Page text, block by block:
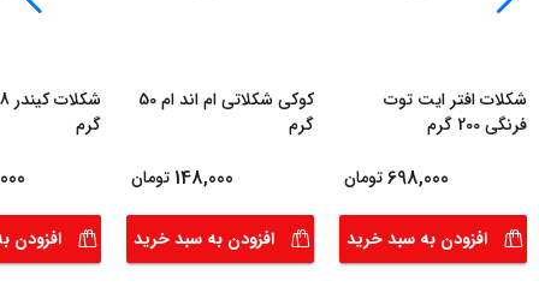
شکلات افتر ایت توت
فرنگی 200 گرم
698,000 تومان
افزودن به سبد خرید
کوکی شکلاتی ام اند ام 50
گرم
148,000 تومان
افزودن به سبد خرید
گرم
افزودن